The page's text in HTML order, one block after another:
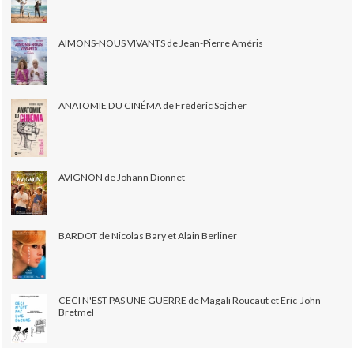
AIMONS-NOUS VIVANTS de Jean-Pierre Améris
ANATOMIE DU CINÉMA de Frédéric Sojcher
AVIGNON de Johann Dionnet
BARDOT de Nicolas Bary et Alain Berliner
CECI N'EST PAS UNE GUERRE de Magali Roucaut et Eric-John
Bretmel